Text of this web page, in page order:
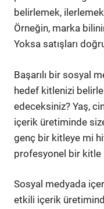
belirlemek,
Örneğin, marka
Yoksa satışları
Başarılı bir sosyal
hedef kitlenizi
edeceksiniz? Yaş,
içerik üretiminde
genç bir kitleye mi
profesyonel bir kitle
Sosyal medyada
etkili içerik